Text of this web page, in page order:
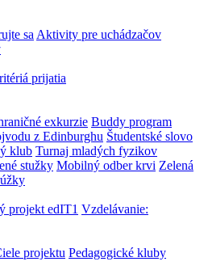
sa Aktivity pre uchádzačov
prijatia
exkurzie Buddy program
z Edinburghu Študentské slovo
klub Turnaj mladých fyzikov
stužky Mobilný odber krvi Zelená
projekt edIT1 Vzdelávanie:
projektu Pedagogické kluby